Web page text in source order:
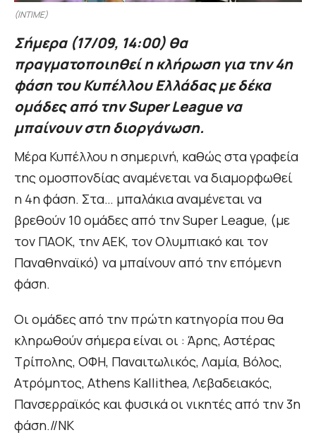
(INTIME)
Σήμερα (17/09, 14:00) θα
πραγματοποιηθεί η κλήρωση για την 4η
φάση του Κυπέλλου Ελλάδας με δέκα
ομάδες από την Super League να
μπαίνουν στη διοργάνωση.
Μέρα Κυπέλλου η σημερινή, καθώς στα γραφεία
της ομοσπονδίας αναμένεται να διαμορφωθεί
η 4η φάση. Στα… μπαλάκια αναμένεται να
βρεθούν 10 ομάδες από την Super League, (με
τον ΠΑΟΚ, την ΑΕΚ, τον Ολυμπιακό και τον
Παναθηναϊκό) να μπαίνουν από την επόμενη
φάση.
Οι ομάδες από την πρώτη κατηγορία που θα
κληρωθούν σήμερα είναι οι : Άρης, Αστέρας
Τρίπολης, ΟΦΗ, Παναιτωλικός, Λαμία, Βόλος,
Ατρόμητος, Athens Kallithea, Λεβαδειακός,
Πανσερραϊκός και φυσικά οι νικητές από την 3η
φάση.//ΝΚ